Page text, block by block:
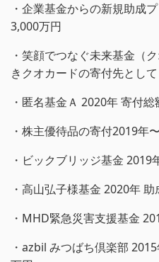
・企業基金からの新規助成
3,000万円
・笑顔でつなぐ未来基金（
きクオカードの寄付先として
・匿名基金Ａ 2020年 寄付
・株主優待品の寄付2019年
・ビックブリッジ基金
・高山弘子様基金 2020年
・MHD緊急災害支援基金
・azbil みつばち倶楽部